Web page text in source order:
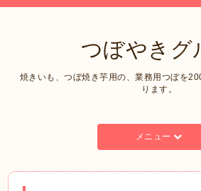
つぼやきグ
焼きいも、つぼ焼き芋用の、業務用つぼを
ります。
メニュー